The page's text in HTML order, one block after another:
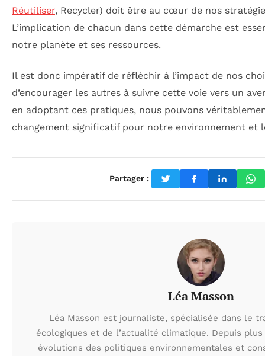
Réutiliser, Recycler) doit être au cœur de nos
L’implication de chacun dans cette démarche est
notre planète et ses ressources.
Il est donc impératif de réfléchir à l’impact de nos
d’encourager les autres à suivre cette voie vers un
en adoptant ces pratiques, nous pouvons
changement significatif pour notre environnement et
Partager :
Léa Masson
Léa Masson est journaliste, spécialisée dans le
écologiques et de l’actualité climatique. Depuis
évolutions des politiques environnementales et